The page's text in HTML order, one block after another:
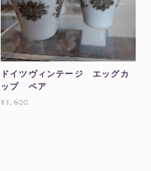
ドイツヴィンテージ エッグカ
ップ ペア
¥1,600